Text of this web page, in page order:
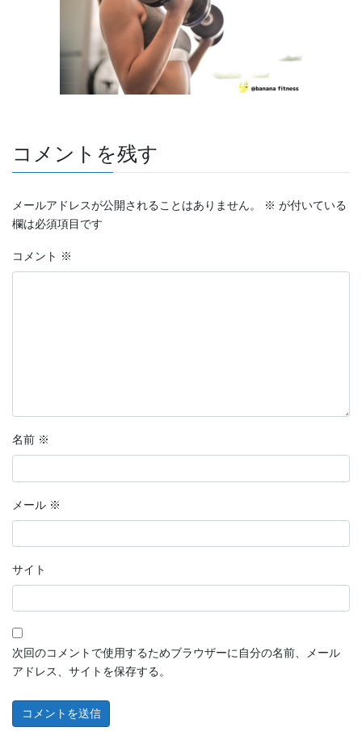
コメントを残す
メールアドレスが公開されることはありません。 ※ が付いている
欄は必須項目です
コメント ※
名前 ※
メール ※
サイト
次回のコメントで使用するためブラウザーに自分の名前、メール
アドレス、サイトを保存する。